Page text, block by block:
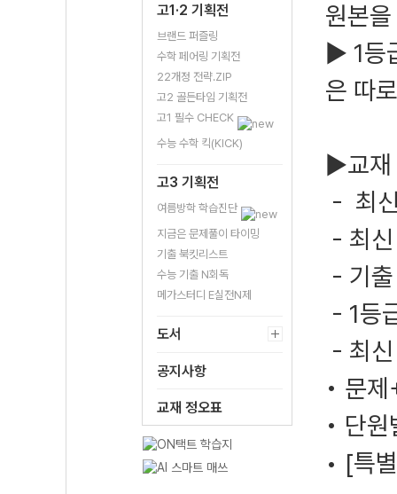
고1·2 기획전
브랜드 퍼즐링
수학 페어링 기획전
22개정 전략.ZIP
고2 골든타임 기획전
고1 필수 CHECK
수능 수학 킥(KICK)
고3 기획전
여름방학 학습진단
지금은 문제풀이 타이밍
기출 북킷리스트
수능 기출 N회독
메가스터디 E실전N제
도서
공지사항
교재 정오표
원본
▶ 1등
은 따
▶교재
- 최
- 최
- 기
- 1등
- 최
• 문
• 단
• [특